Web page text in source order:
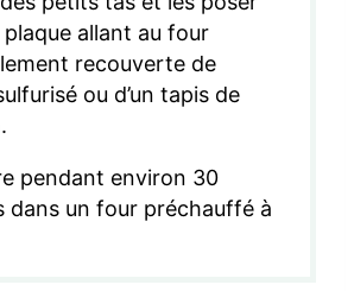
plaque allant au four
recouverte de
ou d’un tapis de
pendant environ 30
dans un four préchauffé à